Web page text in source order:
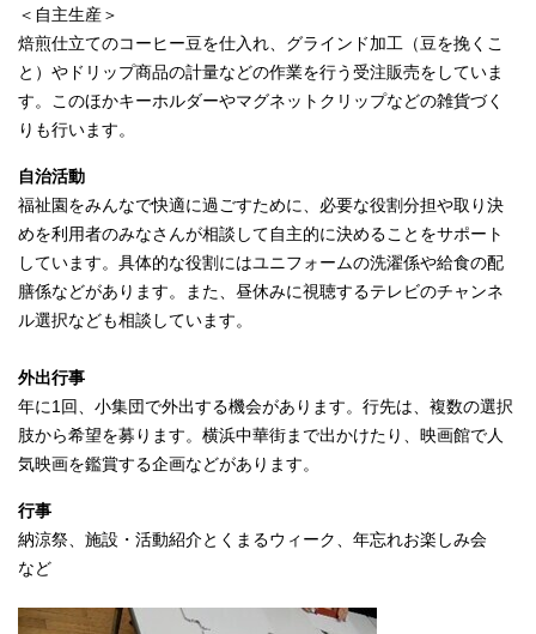
＜自主生産＞
焙煎仕立てのコーヒー豆を仕入れ、グラインド加工（豆を挽くこ
と）やドリップ商品の計量などの作業を行う受注販売をしていま
す。このほかキーホルダーやマグネットクリップなどの雑貨づく
りも行います。
自治活動
福祉園をみんなで快適に過ごすために、必要な役割分担や取り決
めを利用者のみなさんが相談して自主的に決めることをサポート
しています。具体的な役割にはユニフォームの洗濯係や給食の配
膳係などがあります。また、昼休みに視聴するテレビのチャンネ
ル選択なども相談しています。
外出行事
年に1回、小集団で外出する機会があります。行先は、複数の選択
肢から希望を募ります。横浜中華街まで出かけたり、映画館で人
気映画を鑑賞する企画などがあります。
行事
納涼祭、施設・活動紹介とくまるウィーク、年忘れお楽しみ会
など